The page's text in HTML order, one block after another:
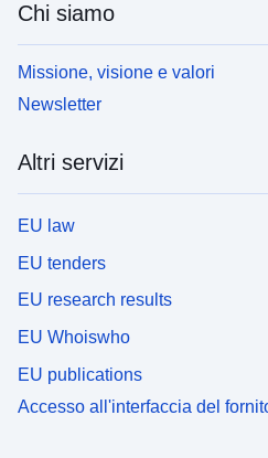
Chi siamo
Missione, visione e valori
Newsletter
Altri servizi
EU law
EU tenders
EU research results
EU Whoiswho
EU publications
Accesso all'interfaccia del